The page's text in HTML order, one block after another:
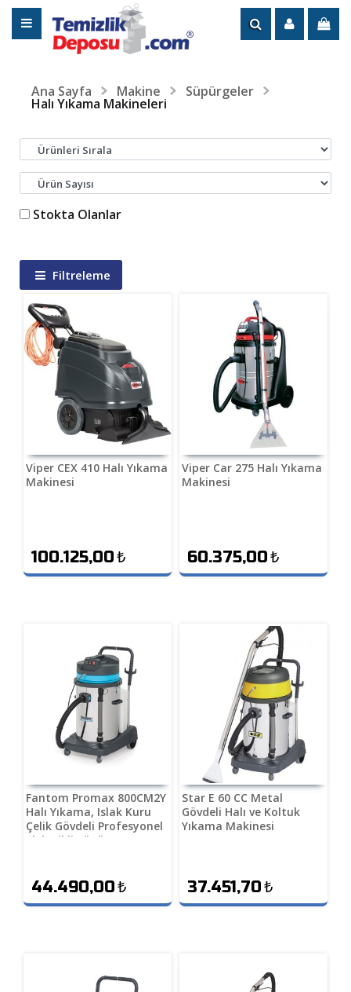
Ana Sayfa Makine Süpürgeler
Halı Yıkama Makineleri
Stokta Olanlar
Filtreleme
Viper CEX 410 Halı Yıkama
Makinesi
100.125,00₺
Viper Car 275 Halı Yıkama
Makinesi
60.375,00₺
Fantom Promax 800CM2Y
Halı Yıkama, Islak Kuru
Çelik Gövdeli Profesyonel
Elektrikli Süpürge
44.490,00₺
Star E 60 CC Metal
Gövdeli Halı ve Koltuk
Yıkama Makinesi
37.451,70₺